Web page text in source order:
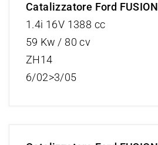
Catalizzatore Ford FUSION
1.4i 16V 1388 cc
59 Kw / 80 cv
ZH14
6/02>3/05